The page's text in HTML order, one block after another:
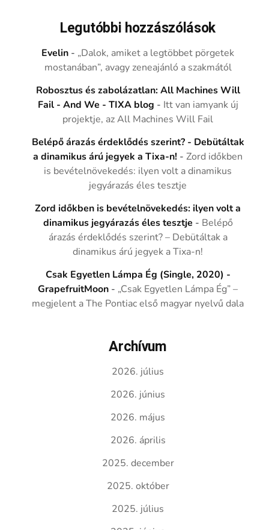
Legutóbbi hozzászólások
Evelin - „Dalok, amiket a legtöbbet pörgetek
mostanában”, avagy zeneajánló a szakmától
Robosztus és zabolázatlan: All Machines Will
Fail - And We - TIXA blog - Itt van iamyank új
projektje, az All Machines Will Fail
Belépő árazás érdeklődés szerint? - Debütáltak
a dinamikus árú jegyek a Tixa-n! -Zord időkben
is bevételnövekedés: ilyen volt a dinamikus
jegyárazás éles tesztje
Zord időkben is bevételnövekedés: ilyen volt a
dinamikus jegyárazás éles tesztje - Belépő
árazás érdeklődés szerint? – Debütáltak a
dinamikus árú jegyek a Tixa-n!
Csak Egyetlen Lámpa Ég (Single, 2020) -
GrapefruitMoon - „Csak Egyetlen Lámpa Ég” –
megjelent a The Pontiac első magyar nyelvű dala
Archívum
2026. július
2026. június
2026. május
2026. április
2025. december
2025. október
2025. július